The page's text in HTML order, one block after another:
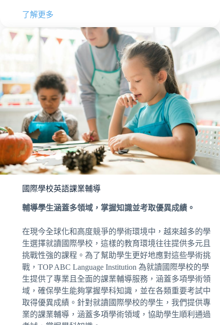
了解更多
國際學校英語課業輔導
輔導學生涵蓋多領域，掌握知識並考取優異成績。
在現今全球化和高度競爭的學術環境中，越來越多的學
生選擇就讀國際學校，這樣的教育環境往往提供多元且
挑戰性強的課程。為了幫助學生更好地應對這些學術挑
戰，TOP ABC Language Institution 為就讀國際學校的學
生提供了專業且全面的課業輔導服務，涵蓋多項學術領
域，確保學生能夠掌握學科知識，並在各類重要考試中
取得優異成績。針對就讀國際學校的學生，我們提供專
業的課業輔導，涵蓋多項學術領域，協助學生順利通過